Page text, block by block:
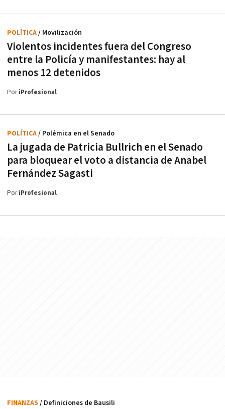
Violentos incidentes fuera del Congreso
entre la Policía y manifestantes: hay al
menos 12 detenidos
POLÍTICA/ Movilización
PoriProfesional
La jugada de Patricia Bullrich en el Senado
para bloquear el voto a distancia de Anabel
Fernández Sagasti
POLÍTICA/ Polémica en el Senado
PoriProfesional
FINANZAS / Definiciones de Bausili